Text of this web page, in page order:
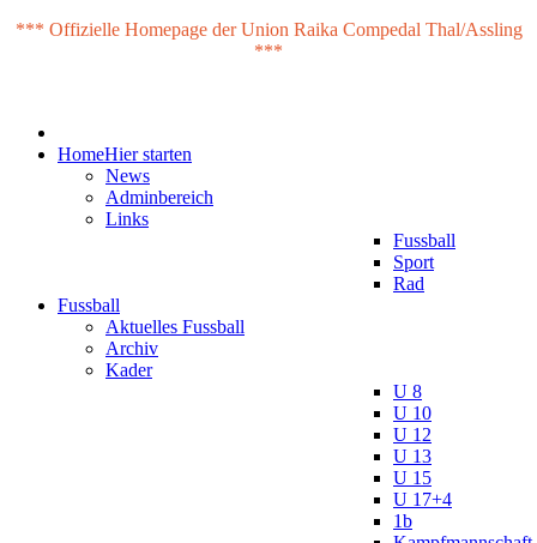
*** Offizielle Homepage der Union Raika Compedal Thal/Assling
***
HomeHier starten
News
Adminbereich
Links
Fussball
Sport
Rad
Fussball
Aktuelles Fussball
Archiv
Kader
U 8
U 10
U 12
U 13
U 15
U 17+4
1b